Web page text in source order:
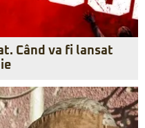
Când va fi lansat